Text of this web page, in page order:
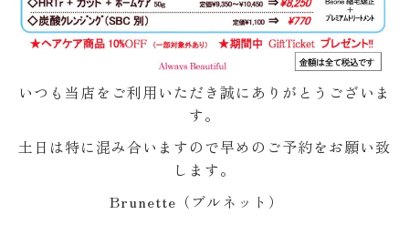
いつも当店をご利用いただき誠にありがとうございま
す。
土日は特に混み合いますので早めのご予約をお願い致
します。
Brunette（ブルネット）